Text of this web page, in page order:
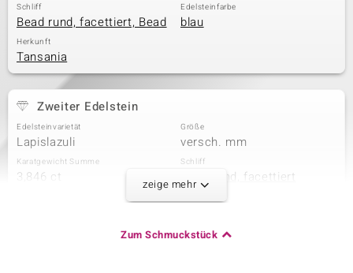
Schliff
Bead rund, facettiert, Bead
Edelsteinfarbe
blau
Herkunft
Tansania
Zweiter Edelstein
Edelsteinvarietät
Lapislazuli
Größe
versch. mm
Karatgewicht Summe
3,846 ct
Schliff
Bead rund, facettiert
zeige mehr
Zum Schmuckstück